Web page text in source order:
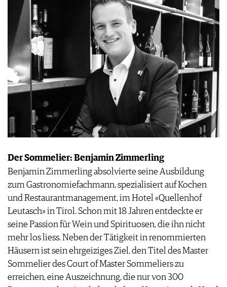
Der Sommelier: Benjamin Zimmerling
Benjamin Zimmerling absolvierte seine Ausbildung
zum Gastronomiefachmann, spezialisiert auf Kochen
und Restaurantmanagement, im Hotel «Quellenhof
Leutasch» in Tirol. Schon mit 18 Jahren entdeckte er
seine Passion für Wein und Spirituosen, die ihn nicht
mehr los liess. Neben der Tätigkeit in renommierten
Häusern ist sein ehrgeiziges Ziel, den Titel des Master
Sommelier des Court of Master Sommeliers zu
erreichen, eine Auszeichnung, die nur von 300